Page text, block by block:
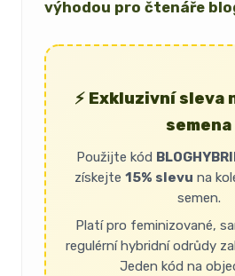
výhodou pro čtenáře
⚡ Exkluzivní sleva
semena
Použijte kód
získejte 15% slevu na
semen.
Platí pro feminizované,
regulérní hybridní odrůdy
Jeden kód na